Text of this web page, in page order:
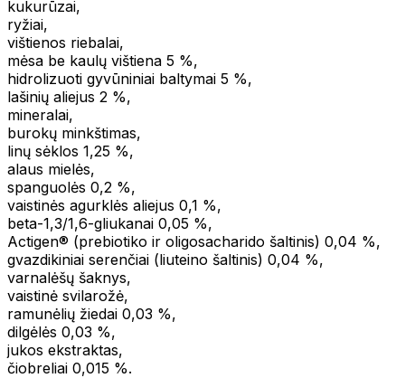
kukurūzai,
ryžiai,
vištienos riebalai,
mėsa be kaulų vištiena 5 %,
hidrolizuoti gyvūniniai baltymai 5 %,
lašinių aliejus 2 %,
mineralai,
burokų minkštimas,
linų sėklos 1,25 %,
alaus mielės,
spanguolės 0,2 %,
vaistinės agurklės aliejus 0,1 %,
beta-1,3/1,6-gliukanai 0,05 %,
Actigen® (prebiotiko ir oligosacharido šaltinis) 0,04 %,
gvazdikiniai serenčiai (liuteino šaltinis) 0,04 %,
varnalėšų šaknys,
vaistinė svilarožė,
ramunėlių žiedai 0,03 %,
dilgėlės 0,03 %,
jukos ekstraktas,
čiobreliai 0,015 %.